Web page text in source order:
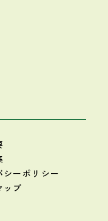
シーポリシー
ップ